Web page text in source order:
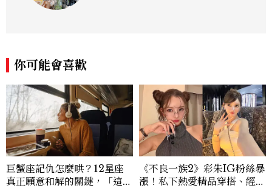
你可能會喜歡
巨蟹座記仇怎麼哄？12星座
真正願意和解的關鍵，「這星
《不良一族2》彩朱IG粉絲暴
漲！私下熱愛精品穿搭、經營